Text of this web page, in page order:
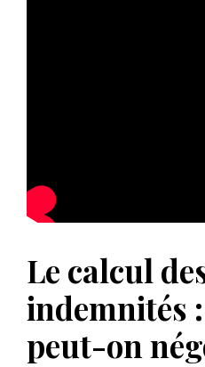
Le calcul
indemnités
peut-on